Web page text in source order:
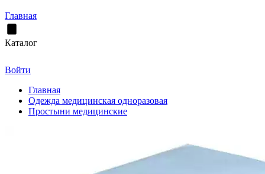
Главная
Каталог
Войти
Главная
Одежда медицинская одноразовая
Простыни медицинские